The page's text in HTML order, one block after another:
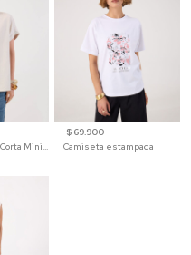
$ 69.900
Camiseta estampada